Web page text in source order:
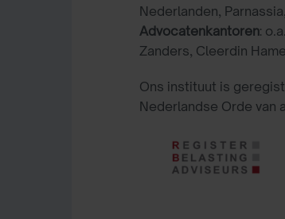
Nederlanden,
Advocatenkantoren:
Zanders, Cleerdin
Ons instituut is
Nederlandse Orde van